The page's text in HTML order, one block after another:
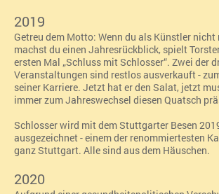
2019
Getreu dem Motto: Wenn du als Künstler
machst du einen Jahresrückblick, spielt
ersten Mal „Schluss mit Schlosser“. Zwei der
Veranstaltungen sind restlos ausverkauft -
seiner Karriere. Jetzt hat er den Salat, jetzt
immer zum Jahreswechsel diesen Quatsch
Schlosser wird mit demStuttgarter Besen
ausgezeichnet - einem der renommiertesten
ganz Stuttgart. Alle sind aus dem Häuschen.
2020